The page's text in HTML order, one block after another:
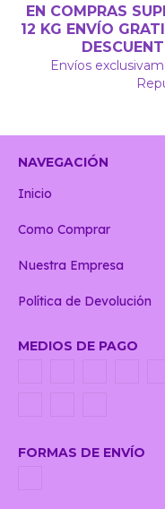
EN COMPRAS
12 KG ENVÍO
Envíos
NAVEGACIÓN
Inicio
Como Comprar
Nuestra Empresa
Política de Devolución
MEDIOS DE PAGO
FORMAS DE ENVÍO